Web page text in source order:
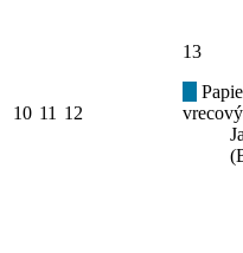
10 11 12
13